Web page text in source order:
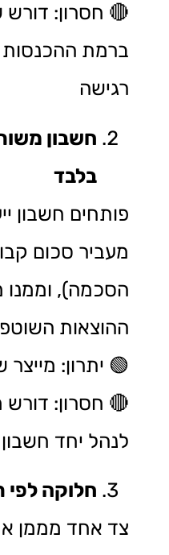
🔴 חסרון:
ברמת ההכנסות
רגישה
חשבון
בלבד
פותחים חשבון
מעביר סכום
הסכמה),
ההוצאות
🟢 יתרון:
🔴 חסרון: דורש
לנהל יחד חשבון
חלוקה לפי
צד אחד מממן